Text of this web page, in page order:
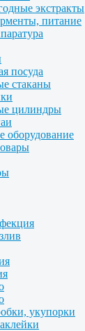
экстракты
питание
посуда
стаканы
цилиндры
оборудование
укупорки